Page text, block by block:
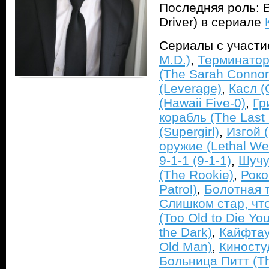
Последняя роль:
Driver) в сериале
Сериалы с
M.D.),
(The Sarah
(Leverage), Касл
(Hawaii Five-0),
корабль (The Last
(Supergirl), Изгой
оружие (Lethal
9-1-1 (9-1-1),
(The Rookie),
Patrol), Болотная
Слишком стар,
(Too Old to Die
the Dark),
Old Man),
Больница Питт